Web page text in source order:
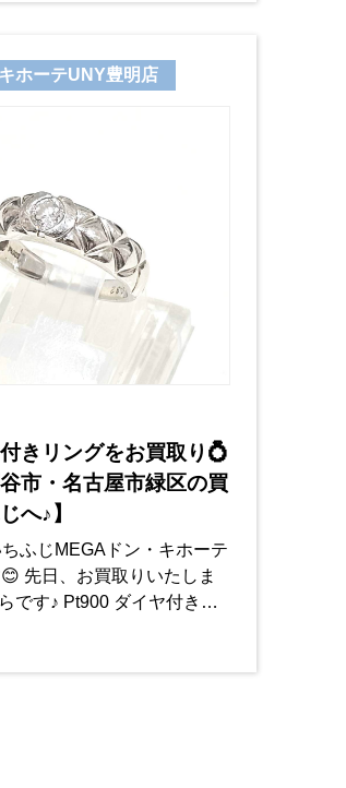
ホーテUNY豊明店
きリングをお買取り💍
谷市・名古屋市緑区の買
へ♪】
ふじMEGAドン・キホーテ
先日、お買取りいたしま
です♪ Pt900 ダイヤ付きリ